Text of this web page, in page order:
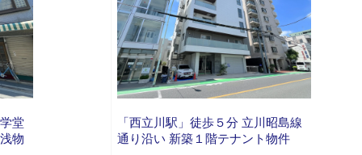
堂
物
「西立川駅」徒歩５分 立川昭島線
通り沿い 新築１階テナント物件